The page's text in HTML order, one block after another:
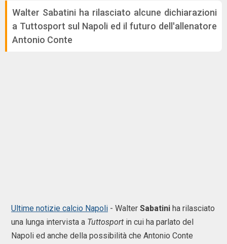
Walter Sabatini ha rilasciato alcune dichiarazioni
a Tuttosport sul Napoli ed il futuro dell'allenatore
Antonio Conte
Ultime notizie calcio Napoli - Walter Sabatini ha rilasciato
una lunga intervista a Tuttosport in cui ha parlato del
Napoli ed anche della possibilità che Antonio Conte